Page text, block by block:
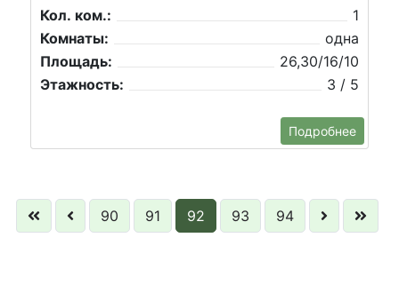
Кол. ком.:
1
Комнаты:
одна
Площадь:
26,30/16/10
Этажность:
3 / 5
Подробнее
90 91 92 93 94